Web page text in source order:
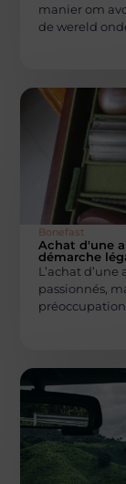
manier om
de wereld
Bonefast
Achat d'une
démarche
L’achat
passionnés,